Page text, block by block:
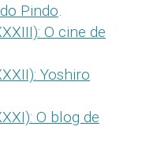
Pindo.
O cine de
Yoshiro
O blog de